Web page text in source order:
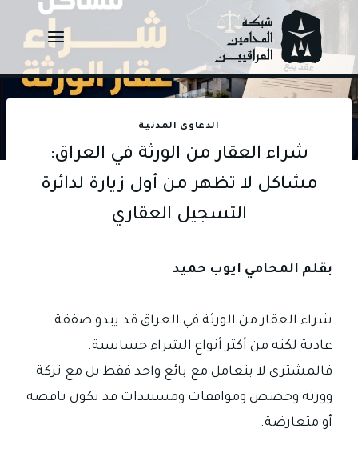
content
الدعاوى المدنية
شراء العقار من الورثة في العراق:
مشاكل لا تظهر من أول زيارة لدائرة
التسجيل العقاري
بقلم المحامي ايوب حميد
شراء العقار من الورثة في العراق قد يبدو صفقة
عادية لكنه من أكثر أنواع الشراء حساسية.
فالمشتري لا يتعامل مع بائع واحد فقط بل مع تركة
وورثة وحصص وموافقات ومستندات قد تكون ناقصة
أو متعارضة.